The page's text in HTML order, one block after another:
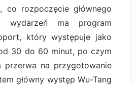
co rozpoczęcie głównego
wydarzeń ma program
który występuje jako
30 do 60 minut, po czym
przerwa na przygotowanie
główny występ Wu-Tang